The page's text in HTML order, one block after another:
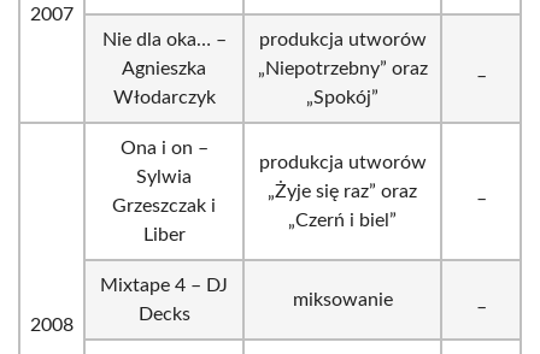
2007
Nie dla oka… –
Agnieszka
Włodarczyk
produkcja utworów
„Niepotrzebny” oraz
„Spokój”
2008
Ona i on –
Sylwia
Grzeszczak i
Liber
produkcja utworów
„Żyje się raz” oraz
„Czerń i biel”
Mixtape 4 – DJ
Decks
miksowanie